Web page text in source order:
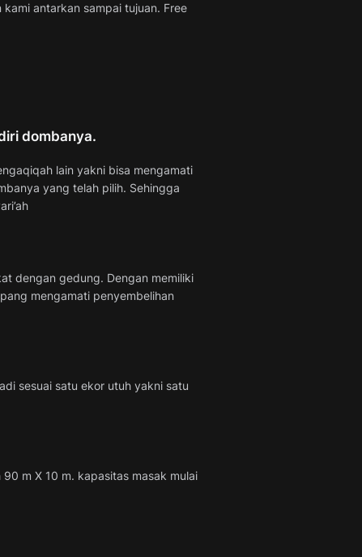
antarkan sampai tujuan. Free
dombanya.
lain yakni bisa mengamati
yang telah pilih. Sehingga
dengan gedung. Dengan memiliki
mengamati penyembelihan
sesuai satu ekor utuh yakni satu
m X 10 m. kapasitas masak mulai